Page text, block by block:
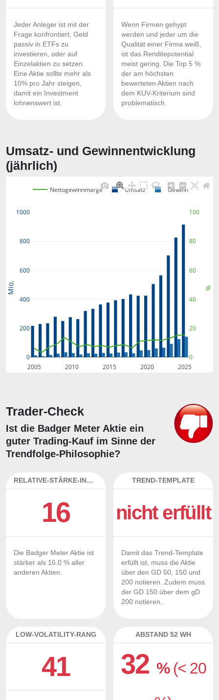
Jeder Anleger ist mit der
Frage konfrontiert, Geld
passiv in ETFs zu
investieren, oder auf
Einzelaktien zu setzen.
Eine Aktie sollte mehr als
10% pro Jahr steigen,
damit ein Investment
lohnenswert ist.
Wenn Firmen gehypt
werden und jeder um die
Qualität einer Firma weiß,
ist das Renditepotential
meist gering. Die Top 5 %
der am höchsten
bewerteten Aktien nach
dem KUV-Kriterium sind
problematisch.
Umsatz- und Gewinnentwicklung
(jährlich)
2005 2010 2015 2020 2025
0
200
400
600
800
1000
0
20
40
60
80
100
Nettogewinnmarge Umsatz Gewinn
Mio. %
Trader-Check
Ist die Badger Meter Aktie ein
guter Trading-Kauf im Sinne der
Trendfolge-Philosophie?
RELATIVE-STÄRKE-INDEX
16
Die Badger Meter Aktie ist
stärker als 16.0 % aller
anderen Aktien.
TREND-TEMPLATE
nicht erfüllt
Damit das Trend-Template
erfüllt ist, muss die Aktie
über den GD 50, 150 und
200 notieren. Zudem muss
der GD 150 über dem gD
200 notieren.
LOW-VOLATILITY-RANG
41
ABSTAND 52 WH
32% (< 20